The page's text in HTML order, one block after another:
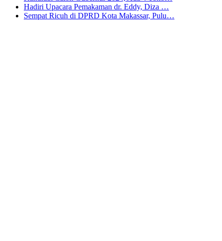
Hadiri Upacara Pemakaman dr. Eddy, Diza …
Sempat Ricuh di DPRD Kota Makassar, Pulu…